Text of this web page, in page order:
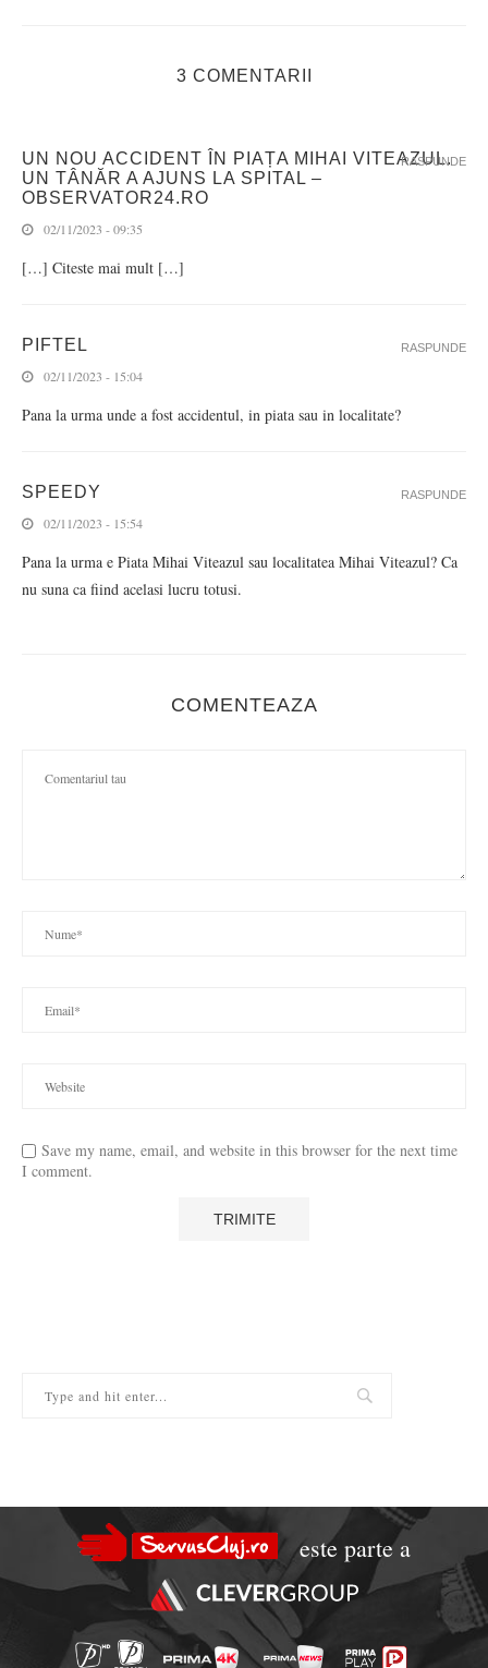
3 COMENTARII
UN NOU ACCIDENT ÎN PIAȚA MIHAI VITEAZUL.
UN TÂNĂR A AJUNS LA SPITAL –
OBSERVATOR24.RO
02/11/2023 - 09:35
[…] Citeste mai mult […]
RASPUNDE
PIFTEL
02/11/2023 - 15:04
Pana la urma unde a fost accidentul, in piata sau in localitate?
RASPUNDE
SPEEDY
02/11/2023 - 15:54
Pana la urma e Piata Mihai Viteazul sau localitatea Mihai Viteazul? Ca
nu suna ca fiind acelasi lucru totusi.
RASPUNDE
COMENTEAZA
Save my name, email, and website in this browser for the next time
I comment.
este parte a